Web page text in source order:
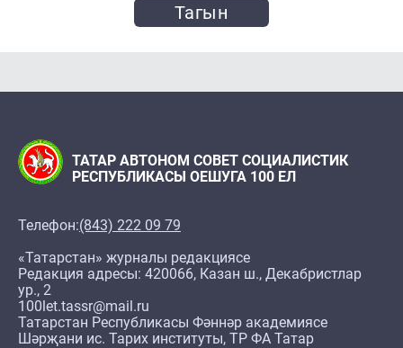
Тагын
ТАТАР АВТОНОМ СОВЕТ СОЦИАЛИСТИК
РЕСПУБЛИКАСЫ ОЕШУГА 100 ЕЛ
Телефон:(843) 222 09 79
«Татарстан» журналы редакциясе
Редакция адресы: 420066, Казан ш., Декабристлар
ур., 2
100let.tassr@mail.ru
Татарстан Республикасы Фәннәр академиясе
Шәрҗани ис. Тарих институты, ТР ФА Татар